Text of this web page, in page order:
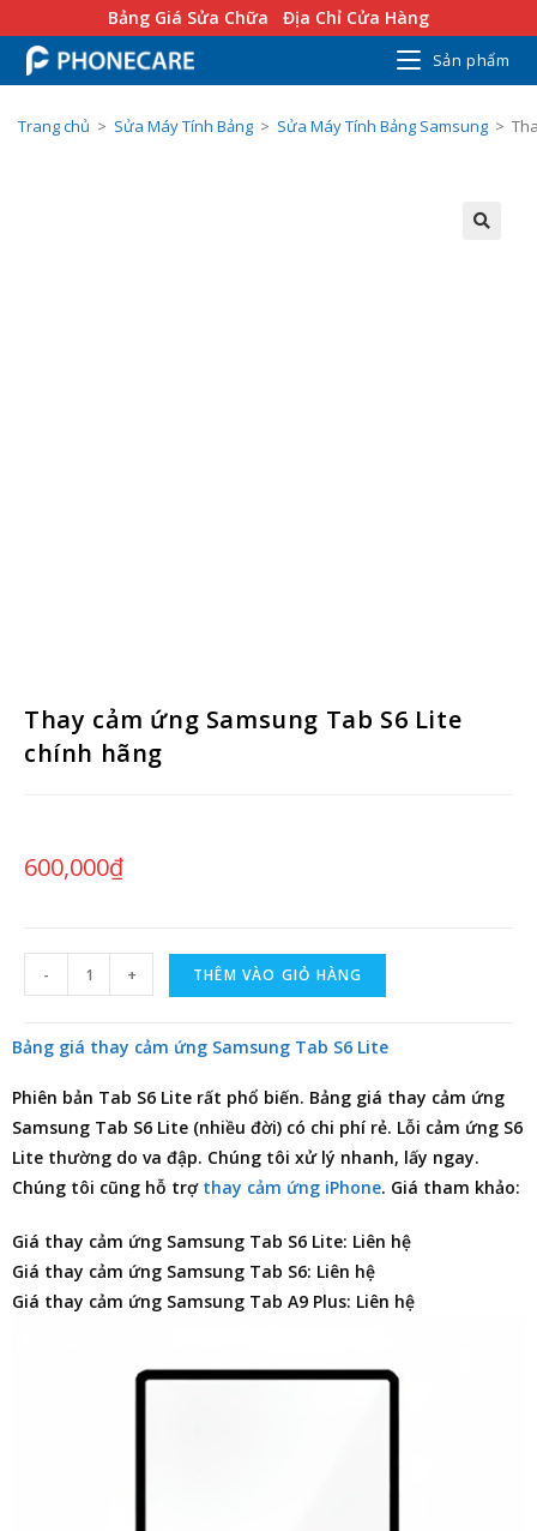
Bảng Giá Sửa Chữa Địa Chỉ Cửa Hàng
Sản phẩm
Trang chủ > Sửa Máy Tính Bảng > Sửa Máy Tính Bảng Samsung >
Thay cảm ứng Samsung Tab S6 Lite
chính hãng
600,000₫
- + THÊM VÀO GIỎ HÀNG
Bảng giá thay cảm ứng Samsung Tab S6 Lite
Phiên bản Tab S6 Lite rất phổ biến. Bảng giá thay cảm ứng
Samsung Tab S6 Lite (nhiều đời) có chi phí rẻ. Lỗi cảm ứng S6
Lite thường do va đập. Chúng tôi xử lý nhanh, lấy ngay.
Chúng tôi cũng hỗ trợ thay cảm ứng iPhone. Giá tham khảo:
Giá thay cảm ứng Samsung Tab S6 Lite: Liên hệ
Giá thay cảm ứng Samsung Tab S6: Liên hệ
Giá thay cảm ứng Samsung Tab A9 Plus: Liên hệ